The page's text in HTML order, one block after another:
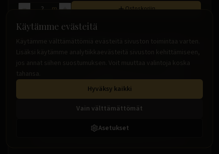
m Ostoskoriin
Käytämme evästeitä
Käytämme välttämättömiä evästeitä sivuston toimintaa varten.
Lisäksi käytämme analytiikkaevästeitä sivuston kehittämiseen,
jos annat siihen suostumuksen. Voit muuttaa valintoja koska
tahansa.
Hyväksy kaikki
Vain välttämättömät
Asetukset